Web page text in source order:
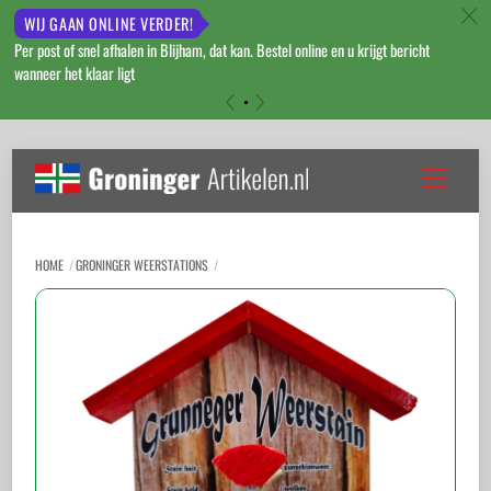
WIJ GAAN ONLINE VERDER!
Per post of snel afhalen in Blijham, dat kan. Bestel online en u krijgt bericht
wanneer het klaar ligt
c
content
Menu
HOME GRONINGER WEERSTATIONS